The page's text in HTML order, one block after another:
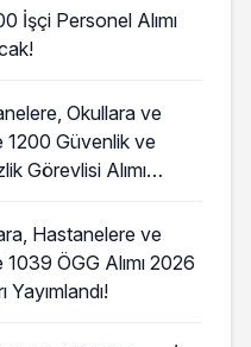
İşçi Personel Alımı
Okullara ve
1200 Güvenlik ve
Görevlisi Alımı
Hastanelere ve
1039 ÖGG Alımı 2026
Yayımlandı!